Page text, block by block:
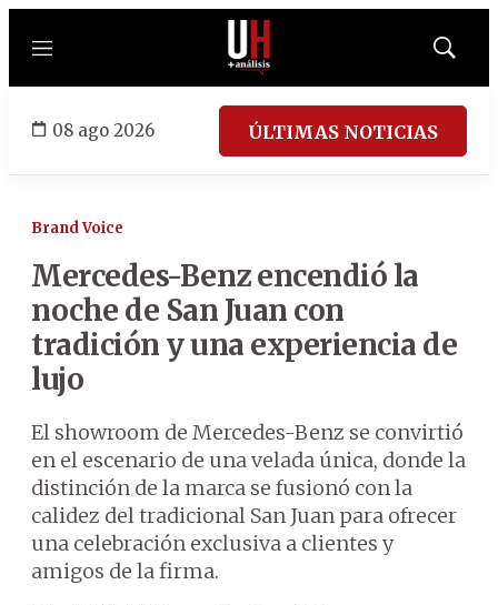
Menú
Mostrar
08 ago 2026 ÚLTIMAS NOTICIAS
Brand Voice
Mercedes-Benz encendió la
noche de San Juan con
tradición y una experiencia de
lujo
El showroom de Mercedes-Benz se convirtió
en el escenario de una velada única, donde la
distinción de la marca se fusionó con la
calidez del tradicional San Juan para ofrecer
una celebración exclusiva a clientes y
amigos de la firma.